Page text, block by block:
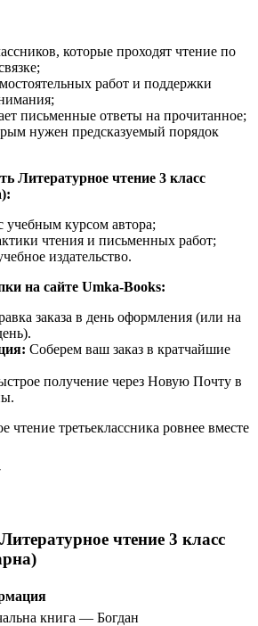
которые проходят чтение по
работ и поддержки
письменные ответы на прочитанное;
нужен предсказуемый порядок
Литературное чтение 3 класс
учебным курсом автора;
чтения и письменных работ;
издательство.
на сайте Umka-Books:
заказа в день оформления (или на
Соберем ваш заказ в кратчайшие
получение через Новую Почту в
чтение третьеклассника ровнее вместе
чтение 3 класс
книга — Богдан